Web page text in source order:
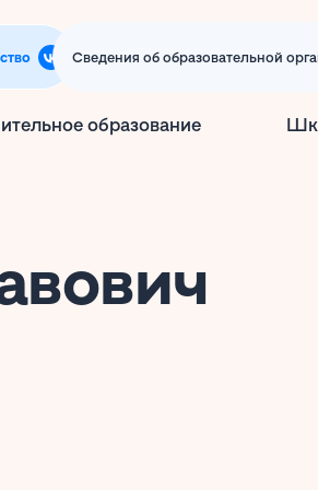
Сведения об образовательной
образование